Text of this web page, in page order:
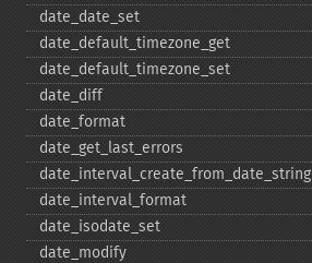
date_​date_​set
date_​default_​timezone_​get
date_​default_​timezone_​set
date_​diff
date_​format
date_​get_​last_​errors
date_​interval_​create_​from_​date_​string
date_​interval_​format
date_​isodate_​set
date_​modify